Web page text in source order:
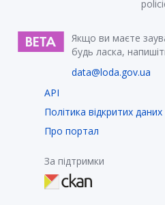
Якщо ви маєте
будь ласка,
data@loda.gov.ua
API
Політика відкритих даних
Про портал
За підтримки